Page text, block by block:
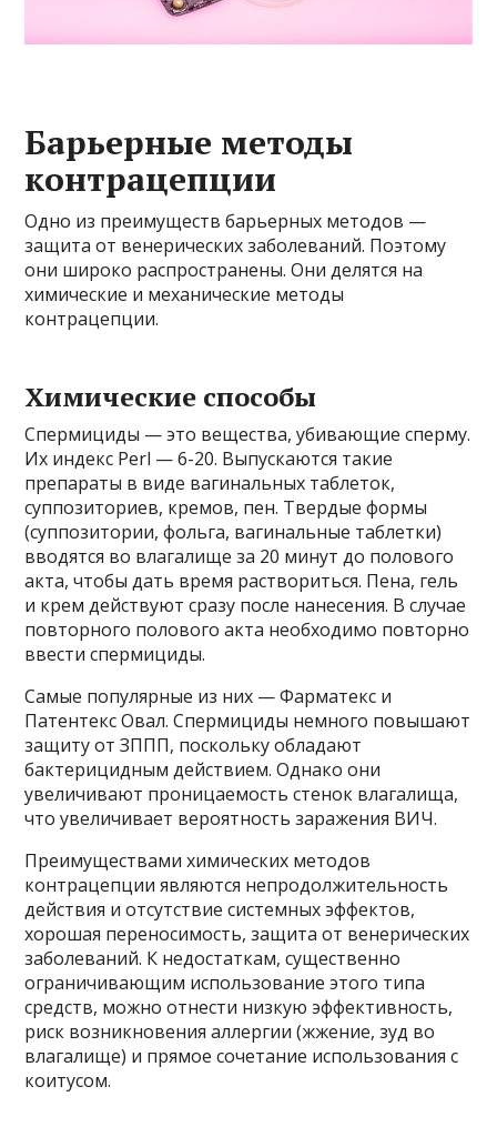
Барьерные методы
контрацепции
Одно из преимуществ барьерных методов —
защита от венерических заболеваний. Поэтому
они широко распространены. Они делятся на
химические и механические методы
контрацепции.
Химические способы
Спермициды — это вещества, убивающие сперму.
Их индекс Perl — 6-20. Выпускаются такие
препараты в виде вагинальных таблеток,
суппозиториев, кремов, пен. Твердые формы
(суппозитории, фольга, вагинальные таблетки)
вводятся во влагалище за 20 минут до полового
акта, чтобы дать время раствориться. Пена, гель
и крем действуют сразу после нанесения. В случае
повторного полового акта необходимо повторно
ввести спермициды.
Самые популярные из них — Фарматекс и
Патентекс Овал. Спермициды немного повышают
защиту от ЗППП, поскольку обладают
бактерицидным действием. Однако они
увеличивают проницаемость стенок влагалища,
что увеличивает вероятность заражения ВИЧ.
Преимуществами химических методов
контрацепции являются непродолжительность
действия и отсутствие системных эффектов,
хорошая переносимость, защита от венерических
заболеваний. К недостаткам, существенно
ограничивающим использование этого типа
средств, можно отнести низкую эффективность,
риск возникновения аллергии (жжение, зуд во
влагалище) и прямое сочетание использования с
коитусом.